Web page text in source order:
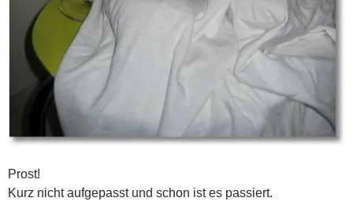
Prost!
Kurz nicht aufgepasst und schon ist es passiert.